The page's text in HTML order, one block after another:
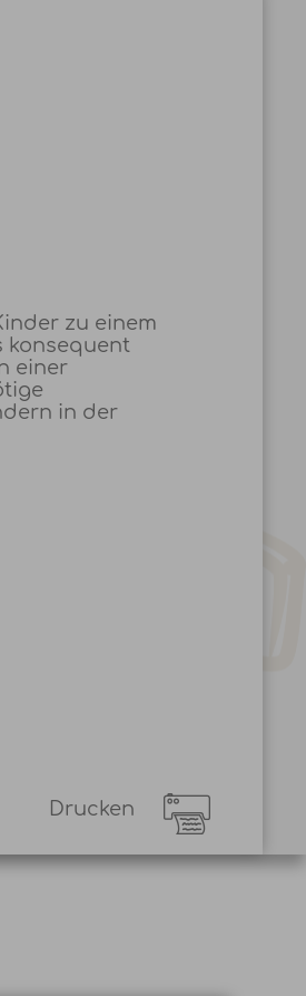
zu einem
konsequent
einer
in der
Drucken